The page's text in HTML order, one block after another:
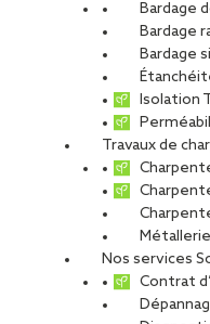
Bardage
Bardage
Bardage
Isolation
Travaux de
Nos services
Contrat